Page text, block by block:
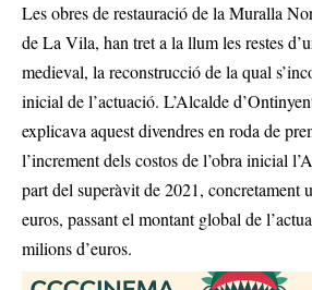
Les obres de restauració de la Muralla
de La Vila, han tret a la llum les restes
medieval, la reconstrucció de la qual
inicial de l’actuació. L’Alcalde
explicava aquest divendres en roda de
l’increment dels costos de l’obra inicial
part del superàvit de 2021, concretament
euros, passant el montant global de
milions d’euros.